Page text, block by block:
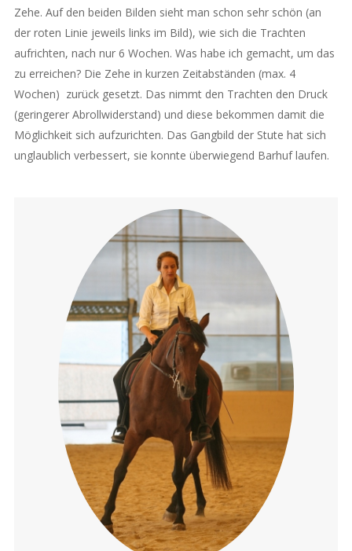
Zehe. Auf den beiden Bilden sieht man schon sehr schön (an
der roten Linie jeweils links im Bild), wie sich die Trachten
aufrichten, nach nur 6 Wochen. Was habe ich gemacht, um das
zu erreichen? Die Zehe in kurzen Zeitabständen (max. 4
Wochen) zurück gesetzt. Das nimmt den Trachten den Druck
(geringerer Abrollwiderstand) und diese bekommen damit die
Möglichkeit sich aufzurichten. Das Gangbild der Stute hat sich
unglaublich verbessert, sie konnte überwiegend Barhuf laufen.